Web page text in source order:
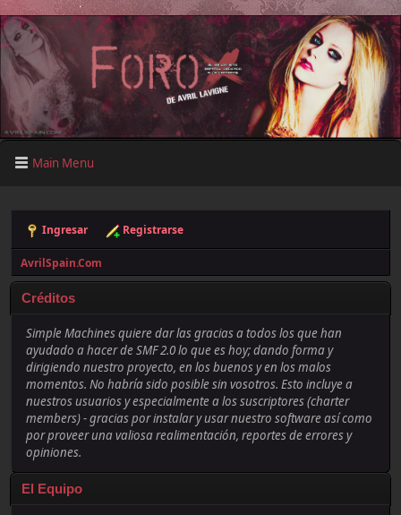
Main Menu
Ingresar Registrarse
AvrilSpain.Com
Créditos
Simple Machines quiere dar las gracias a todos los que han
ayudado a hacer de SMF 2.0 lo que es hoy; dando forma y
dirigiendo nuestro proyecto, en los buenos y en los malos
momentos. No habría sido posible sin vosotros. Esto incluye a
nuestros usuarios y especialmente a los suscriptores (charter
members) - gracias por instalar y usar nuestro software así como
por proveer una valiosa realimentación, reportes de errores y
opiniones.
El Equipo